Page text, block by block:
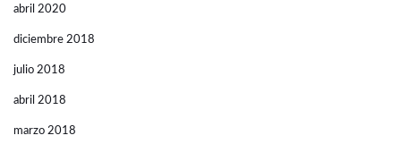
abril 2020
diciembre 2018
julio 2018
abril 2018
marzo 2018